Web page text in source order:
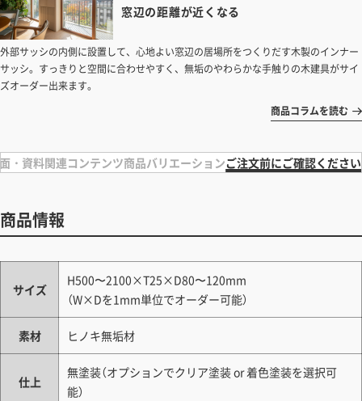
窓辺の距離が近くなる
外部サッシの内側に設置して、心地よい窓辺の居場所をつくりだす木製のインナー
サッシ。すっきりと空間に合わせやすく、無垢のやわらかな手触りの木建具がサイ
ズオーダー出来ます。
商品コラムを読む
・資料関連コンテンツ商品バリエーションご注文前にご確認ください
商品情報
サイズ
H500〜2100×T25×D80〜120mm
（W×Dを1mm単位でオーダー可能）
素材 ヒノキ無垢材
仕上
無塗装（オプションでクリア塗装 or 着色塗装を選択可
能）